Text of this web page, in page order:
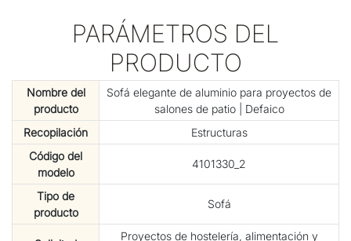
PARÁMETROS DEL
PRODUCTO
Nombre del
producto
Sofá elegante de aluminio para proyectos de
salones de patio | Defaico
Recopilación
Estructuras
Código del
modelo
4101330_2
Tipo de
producto
Sofá
Proyectos de hostelería, alimentación y